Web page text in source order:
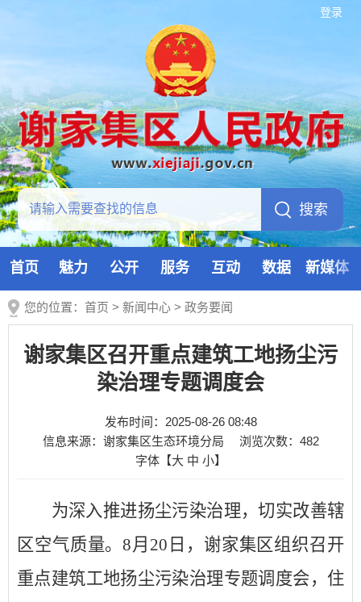
登录
首页 魅力 公开 服务 互动 数据 新媒体
您的位置： 首页 > 新闻中心 > 政务要闻
谢家集区召开重点建筑工地扬尘污
染治理专题调度会
发布时间：2025-08-26 08:48
信息来源：谢家集区生态环境分局
浏览次数： 482
字体【大 中 小】
为深入推进扬尘污染治理，切实改善辖
区空气质量。8月20日，谢家集区组织召开
重点建筑工地扬尘污染治理专题调度会，住